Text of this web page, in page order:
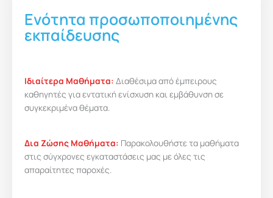
Ενότητα προσωποποιημένης
εκπαίδευσης
Iδιαίτερα Μαθήματα: Διαθέσιμα από έμπειρους
καθηγητές για εντατική ενίσχυση και εμβάθυνση σε
συγκεκριμένα θέματα.
Δια Ζώσης Μαθήματα: Παρακολουθήστε τα μαθήματα
στις σύγχρονες εγκαταστάσεις μας με όλες τις
απαραίτητες παροχές.